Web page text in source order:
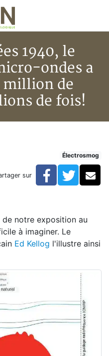
1940, le
ondes a
million de
de fois!
le rayonnement micro-
1940, le
Électrosmog
sur Facebook
notre exposition au
à imaginer. Le
Ed Kellog l'illustre ainsi